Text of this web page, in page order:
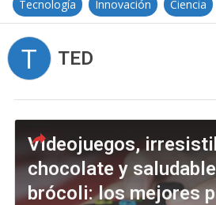
Tecnología Innovación Ciencia
T TED
Videojuegos,
chocolate y
brócoli: los mejores